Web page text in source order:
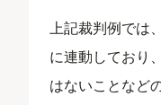
上記裁判例では
に連動しており
はないことなど